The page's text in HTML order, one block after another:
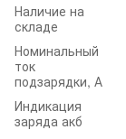
Наличие на
складе
Номинальный
ток
подзарядки, А
Индикация
заряда акб